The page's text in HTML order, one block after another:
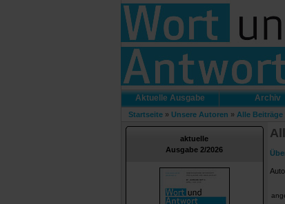
Aktuelle Ausgabe Archiv
Startseite» Unsere Autoren » Alle
aktuelle
Ausgabe 2/2026